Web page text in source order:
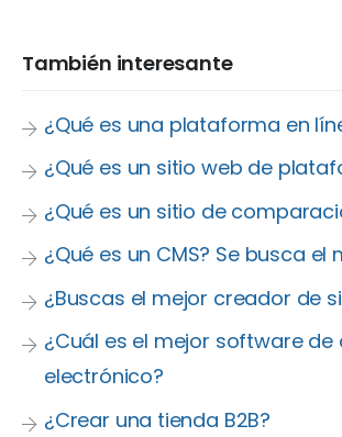
También interesante
¿Qué es una plataforma en
¿Qué es un sitio web de
¿Qué es un sitio de
¿Qué es un CMS? Se busca el
¿Buscas el mejor creador de
¿Cuál es el mejor software de
electrónico?
¿Crear una tienda B2B?